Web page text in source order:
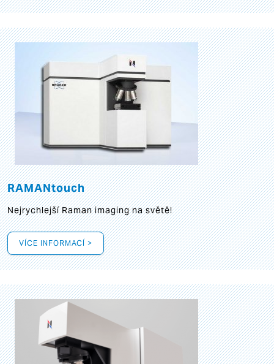
RAMANtouch
Nejrychlejší Raman imaging na světě!
VÍCE INFORMACÍ >